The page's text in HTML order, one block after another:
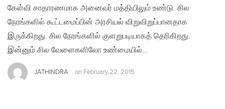
கேள்வி சாதாரணமாக அனைவர் மத்தியிலும் உண்டு. சில
நேரங்களில் கூட்டமைப்பின் அரசியல் விறுவிறுப்பானதாக
இருக்கிறது. சில நேரங்களில் குளறுபடியாகத் தெரிகிறது.
இன்னும் சில வேளைகளிலோ உண்மையில்…
JATHINDRA on February 22, 2015